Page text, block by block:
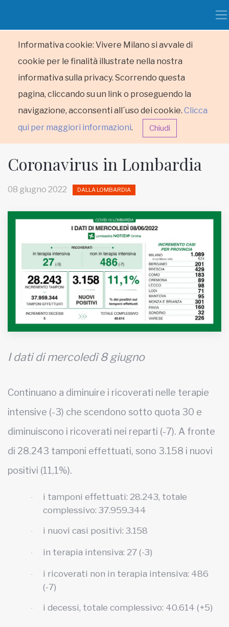
Informativa cookie: Vivere Milano si avvale di
cookie per le finalità illustrate nella nostra
informativa sulla privacy. Scorrendo questa
pagina, cliccando su un link o proseguendo la
navigazione, acconsenti all´uso dei cookie. Clicca
qui per maggiori informazioni. Chiudi
Inviateci le vostre segnalazioni
Iscriviti alla newsletter
Fondato e diretto da Enzo De
Imbonati, 89 20159 Milano (Italia)
Coronavirus in Lombardia
08 giugno 2022 DALLA LOMBARDIA
I dati di mercoledì 8 giugno
Continuano a diminuire i ricoverati nelle terapie
intensive (-3) che scendono sotto quota 30 e
diminuiscono i ricoverati nei reparti (-7). A fronte
di 28.243 tamponi effettuati, sono 3.158 i nuovi
positivi (11,1%).
·
i tamponi effettuati: 28.243, totale
complessivo: 37.959.344
· i nuovi casi positivi: 3.158
· in terapia intensiva: 27 (-3)
·
i ricoverati non in terapia intensiva: 486
(-7)
· i decessi, totale complessivo: 40.614 (+5)